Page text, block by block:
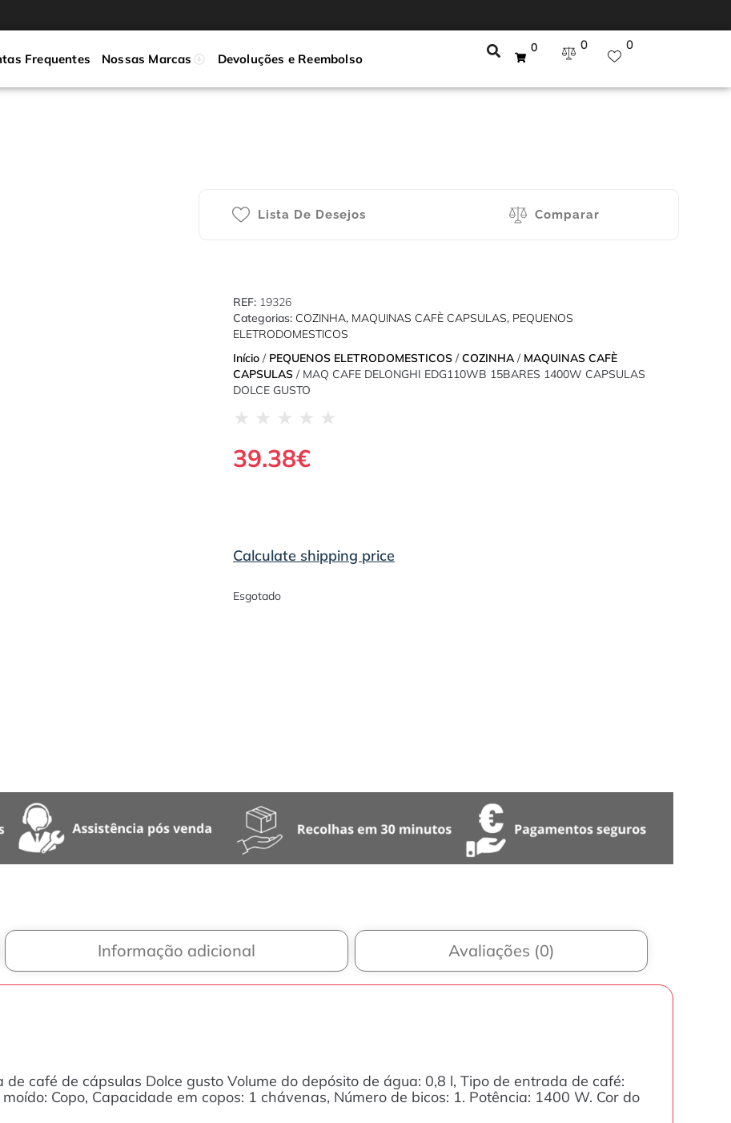
Frequentes Nossas Marcas Devoluções e Reembolso
0 0 0
Lista De Desejos
Comparar
REF: 19326
Categorias: COZINHA, MAQUINAS CAFÈ CAPSULAS, PEQUENOS
ELETRODOMESTICOS
Início / PEQUENOS ELETRODOMESTICOS / COZINHA / MAQUINAS CAFÈ
CAPSULAS / MAQ CAFE DELONGHI EDG110WB 15BARES 1400W CAPSULAS
DOLCE GUSTO
★ ★ ★ ★ ★
39.38€
Calculate shipping price
Esgotado
Informação adicional Avaliações (0)
de café de cápsulas Dolce gusto Volume do depósito de água: 0,8 l, Tipo de entrada de café:
Copo, Capacidade em copos: 1 chávenas, Número de bicos: 1. Potência: 1400 W. Cor do